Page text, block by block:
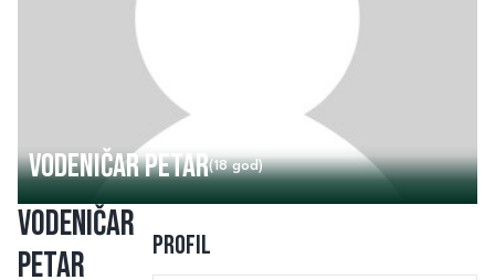
Vodeničar Petar(18 god)
Vodeničar
Petar
Profil